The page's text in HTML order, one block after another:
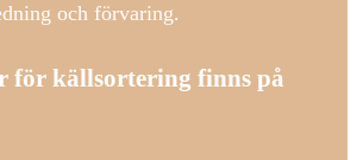
och förvaring.
för källsortering finns på